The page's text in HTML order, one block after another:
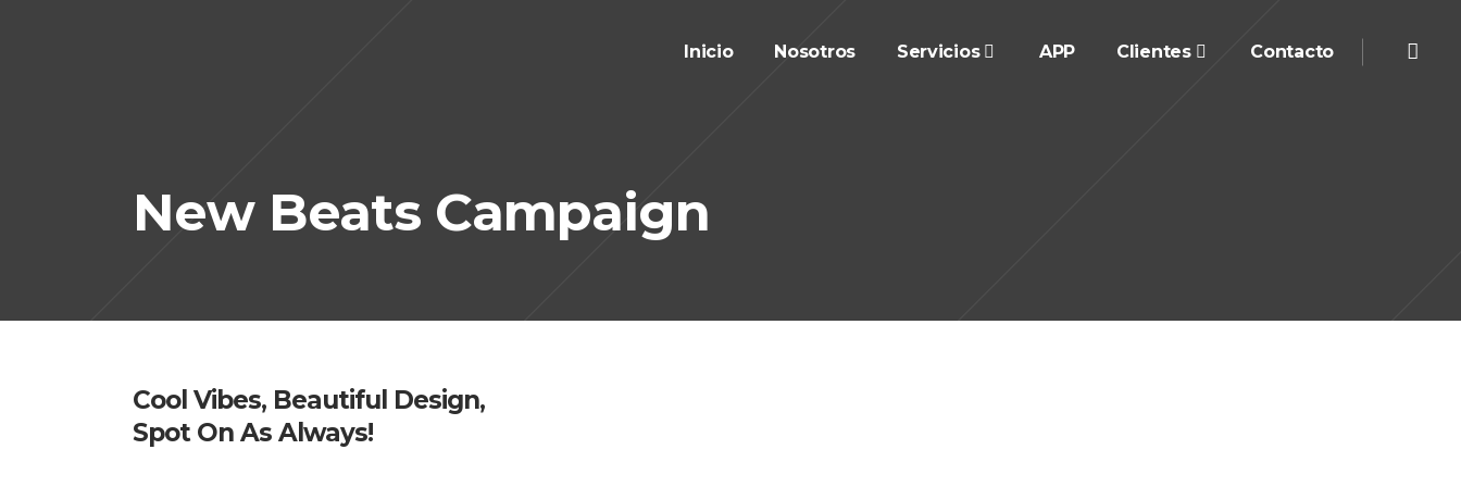
Inicio Nosotros Servicios APP Clientes Contacto
New Beats Campaign
Cool Vibes, Beautiful Design,
Spot On As Always!